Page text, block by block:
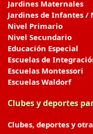
Jardines Maternales
Jardines de Infantes /
Nivel Primario
Nivel Secundario
Educación Especial
Escuelas de
Escuelas Montessori
Escuelas Waldorf
Clubes y deportes
Clubes, deportes y